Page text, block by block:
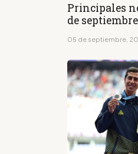
Principales
de
05 de septiembre,